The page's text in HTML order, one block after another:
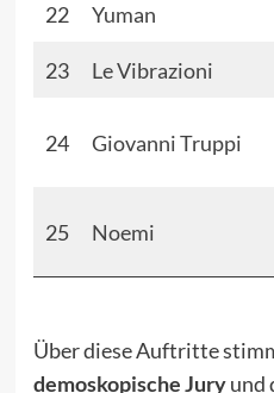
22 Yuman
23 Le Vibrazioni
24 Giovanni Truppi
25 Noemi
Über diese Auftritte
demoskopische Juryund